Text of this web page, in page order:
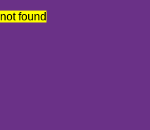
not found